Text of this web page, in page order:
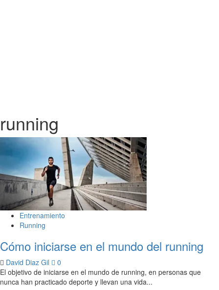
running
Entrenamiento
Running
Cómo iniciarse en el mundo del running
David Diaz Gil
0
El objetivo de iniciarse en el mundo de running, en personas que
nunca han practicado deporte y llevan una vida...